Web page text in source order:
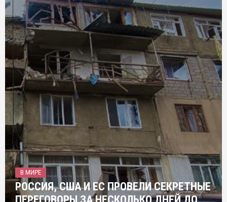
В МИРЕ
РОССИЯ, США И ЕС ПРОВЕЛИ СЕКРЕТНЫЕ